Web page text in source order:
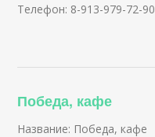
Телефон: 8-913-979-72-90
Победа, кафе
Название: Победа, кафе